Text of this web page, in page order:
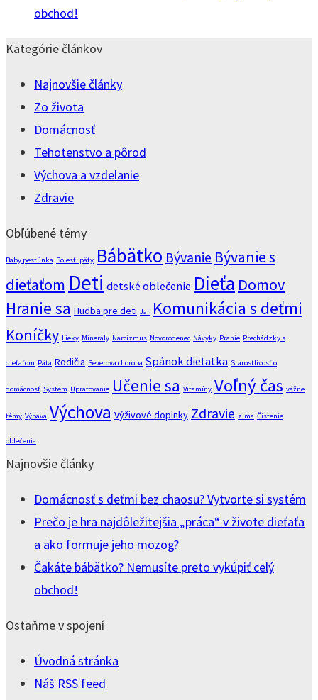
obchod!
Kategórie článkov
Najnovšie články
Zo života
Domácnosť
Tehotenstvo a pôrod
Výchova a vzdelanie
Zdravie
Obľúbené témy
Baby pestúnka Bolesti päty Bábätko Bývanie Bývanie s
dieťaťom Deti detské oblečenie Dieťa Domov
Hranie sa Hudba pre deti Jar Komunikácia s deťmi
Koníčky Lieky Minerály Narcizmus Novorodenec Návyky Pranie Prechádzky s
dieťaťom Päta Rodičia Severova choroba Spánok dieťatka Starostlivosť o
domácnosť Systém Upratovanie Učenie sa Vitamíny Voľný čas vážne
témy Výbava Výchova Výživové doplnky Zdravie zima Čistenie
oblečenia
Najnovšie články
Domácnosť s deťmi bez chaosu? Vytvorte si systém
Prečo je hra najdôležitejšia „práca“ v živote dieťaťa
a ako formuje jeho mozog?
Čakáte bábätko? Nemusíte preto vykúpiť celý
obchod!
Ostaňme v spojení
Úvodná stránka
Náš RSS feed